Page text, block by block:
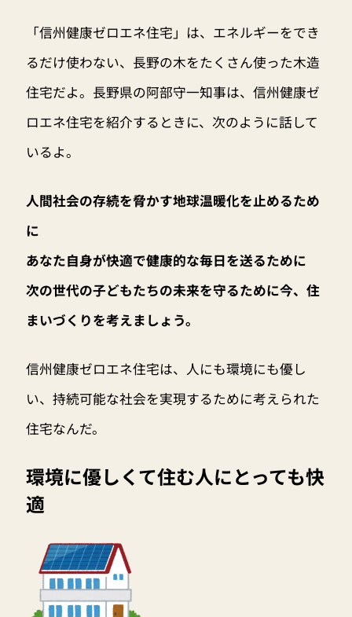
「信州健康ゼロエネ住宅」は、エネルギーをでき
るだけ使わない、長野の木をたくさん使った木造
住宅だよ。長野県の阿部守一知事は、信州健康ゼ
ロエネ住宅を紹介するときに、次のように話して
いるよ。
人間社会の存続を脅かす地球温暖化を止めるため
に
あなた自身が快適で健康的な毎日を送るために
次の世代の子どもたちの未来を守るために今、住
まいづくりを考えましょう。
信州健康ゼロエネ住宅は、人にも環境にも優し
い、持続可能な社会を実現するために考えられた
住宅なんだ。
環境に優しくて住む人にとっても快
適